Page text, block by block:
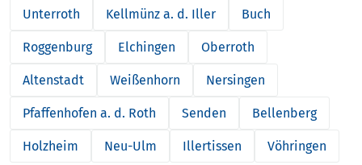
Unterroth Kellmünz a. d. Iller Buch
Roggenburg Elchingen Oberroth
Altenstadt Weißenhorn Nersingen
Pfaffenhofen a. d. Roth Senden Bellenberg
Holzheim Neu-Ulm Illertissen Vöhringen